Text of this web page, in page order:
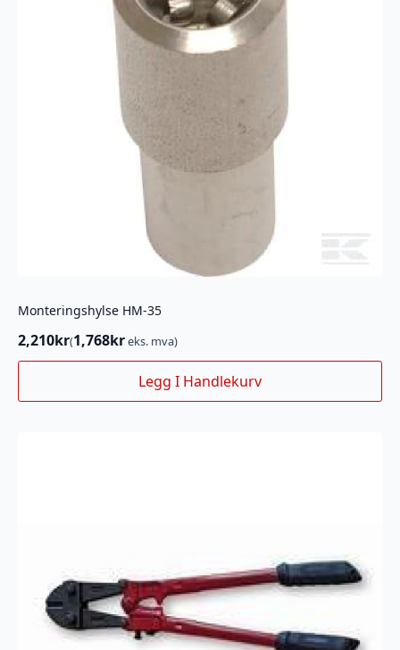
Monteringshylse HM-35
2,210kr(1,768kreks. mva)
Legg I Handlekurv